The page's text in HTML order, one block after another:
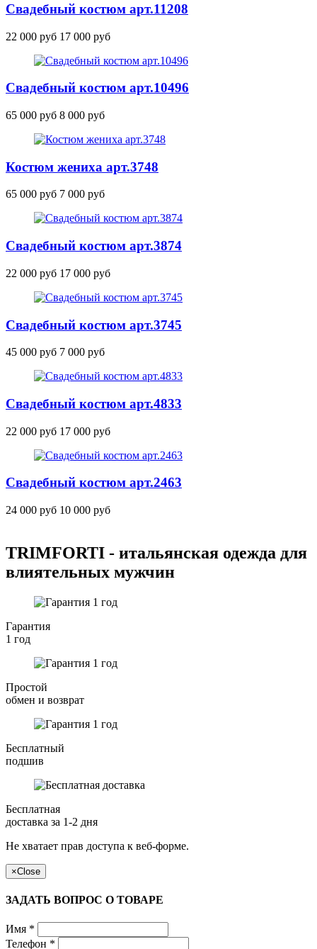
Свадебный костюм арт.11208
22 000 руб 17 000 руб
Свадебный костюм арт.10496
65 000 руб 8 000 руб
Костюм жениха арт.3748
65 000 руб 7 000 руб
Свадебный костюм арт.3874
22 000 руб 17 000 руб
Свадебный костюм арт.3745
45 000 руб 7 000 руб
Свадебный костюм арт.4833
22 000 руб 17 000 руб
Свадебный костюм арт.2463
24 000 руб 10 000 руб
TRIMFORTI - итальянская одежда для
влиятельных мужчин
Гарантия
1 год
Простой
обмен и возврат
Бесплатный
подшив
Бесплатная
доставка за 1-2 дня
Не хватает прав доступа к веб-форме.
×Close
ЗАДАТЬ ВОПРОС О ТОВАРЕ
Имя *
Телефон *